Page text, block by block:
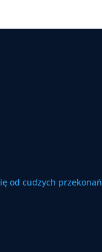
od cudzych przekonań